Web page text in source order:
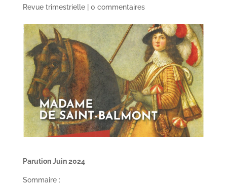
Revue trimestrielle| 0 commentaires
Parution Juin 2024
Sommaire :